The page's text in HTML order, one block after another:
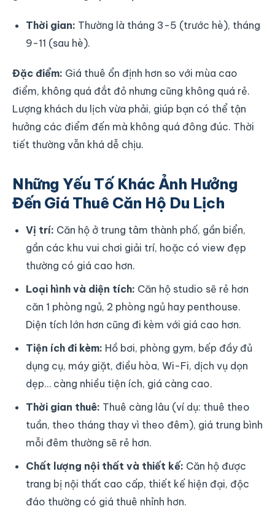
Thời gian: Thường là tháng 3-5 (trước hè), tháng
9-11 (sau hè).
Đặc điểm: Giá thuê ổn định hơn so với mùa cao
điểm, không quá đắt đỏ nhưng cũng không quá rẻ.
Lượng khách du lịch vừa phải, giúp bạn có thể tận
hưởng các điểm đến mà không quá đông đúc. Thời
tiết thường vẫn khá dễ chịu.
Những Yếu Tố Khác Ảnh Hưởng
Đến Giá Thuê Căn Hộ Du Lịch
Vị trí: Căn hộ ở trung tâm thành phố, gần biển,
gần các khu vui chơi giải trí, hoặc có view đẹp
thường có giá cao hơn.
Loại hình và diện tích: Căn hộ studio sẽ rẻ hơn
căn 1 phòng ngủ, 2 phòng ngủ hay penthouse.
Diện tích lớn hơn cũng đi kèm với giá cao hơn.
Tiện ích đi kèm: Hồ bơi, phòng gym, bếp đầy đủ
dụng cụ, máy giặt, điều hòa, Wi-Fi, dịch vụ dọn
dẹp… càng nhiều tiện ích, giá càng cao.
Thời gian thuê: Thuê càng lâu (ví dụ: thuê theo
tuần, theo tháng thay vì theo đêm), giá trung bình
mỗi đêm thường sẽ rẻ hơn.
Chất lượng nội thất và thiết kế: Căn hộ được
trang bị nội thất cao cấp, thiết kế hiện đại, độc
đáo thường có giá thuê nhỉnh hơn.